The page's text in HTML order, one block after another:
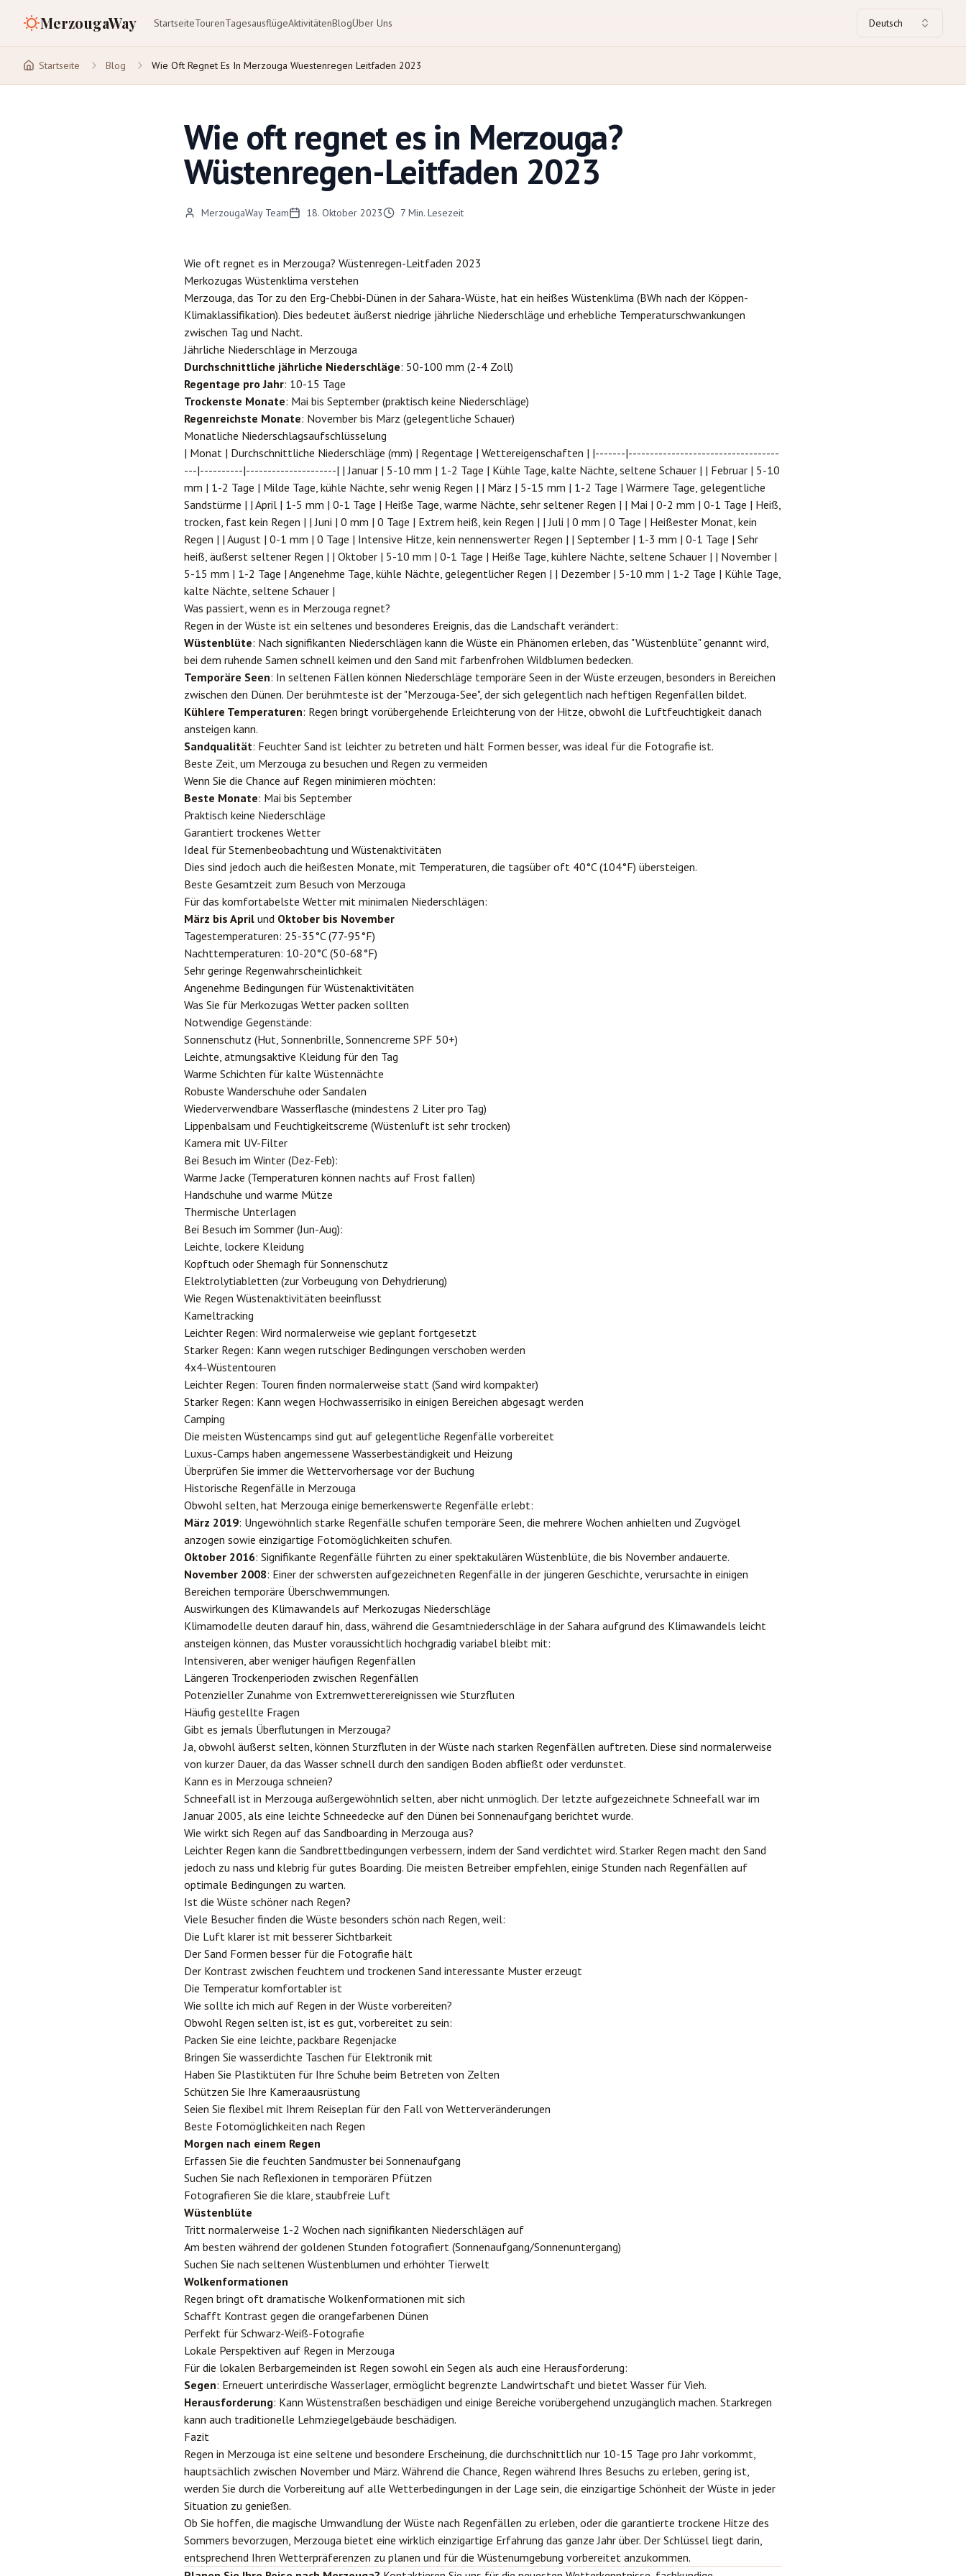
MerzougaWay StartseiteTourenTagesausflügeAktivitätenBlogÜber Uns Deutsch
Startseite Blog Wie Oft Regnet Es In Merzouga Wuestenregen Leitfaden 2023
Wie oft regnet es in Merzouga?
Wüstenregen-Leitfaden 2023
MerzougaWay Team 18. Oktober 2023 7 Min. Lesezeit
Wie oft regnet es in Merzouga? Wüstenregen-Leitfaden 2023
Merkozugas Wüstenklima verstehen
Merzouga, das Tor zu den Erg-Chebbi-Dünen in der Sahara-Wüste, hat ein heißes Wüstenklima (BWh nach der Köppen-
Klimaklassifikation). Dies bedeutet äußerst niedrige jährliche Niederschläge und erhebliche Temperaturschwankungen
zwischen Tag und Nacht.
Jährliche Niederschläge in Merzouga
Durchschnittliche jährliche Niederschläge: 50-100 mm (2-4 Zoll)
Regentage pro Jahr: 10-15 Tage
Trockenste Monate: Mai bis September (praktisch keine Niederschläge)
Regenreichste Monate: November bis März (gelegentliche Schauer)
Monatliche Niederschlagsaufschlüsselung
| Monat | Durchschnittliche Niederschläge (mm) | Regentage | Wettereigenschaften | |-------|-----------------------------------
---|----------|---------------------| | Januar | 5-10 mm | 1-2 Tage | Kühle Tage, kalte Nächte, seltene Schauer | | Februar | 5-10
mm | 1-2 Tage | Milde Tage, kühle Nächte, sehr wenig Regen | | März | 5-15 mm | 1-2 Tage | Wärmere Tage, gelegentliche
Sandstürme | | April | 1-5 mm | 0-1 Tage | Heiße Tage, warme Nächte, sehr seltener Regen | | Mai | 0-2 mm | 0-1 Tage | Heiß,
trocken, fast kein Regen | | Juni | 0 mm | 0 Tage | Extrem heiß, kein Regen | | Juli | 0 mm | 0 Tage | Heißester Monat, kein
Regen | | August | 0-1 mm | 0 Tage | Intensive Hitze, kein nennenswerter Regen | | September | 1-3 mm | 0-1 Tage | Sehr
heiß, äußerst seltener Regen | | Oktober | 5-10 mm | 0-1 Tage | Heiße Tage, kühlere Nächte, seltene Schauer | | November |
5-15 mm | 1-2 Tage | Angenehme Tage, kühle Nächte, gelegentlicher Regen | | Dezember | 5-10 mm | 1-2 Tage | Kühle Tage,
kalte Nächte, seltene Schauer |
Was passiert, wenn es in Merzouga regnet?
Regen in der Wüste ist ein seltenes und besonderes Ereignis, das die Landschaft verändert:
Wüstenblüte: Nach signifikanten Niederschlägen kann die Wüste ein Phänomen erleben, das "Wüstenblüte" genannt wird,
bei dem ruhende Samen schnell keimen und den Sand mit farbenfrohen Wildblumen bedecken.
Temporäre Seen: In seltenen Fällen können Niederschläge temporäre Seen in der Wüste erzeugen, besonders in Bereichen
zwischen den Dünen. Der berühmteste ist der "Merzouga-See", der sich gelegentlich nach heftigen Regenfällen bildet.
Kühlere Temperaturen: Regen bringt vorübergehende Erleichterung von der Hitze, obwohl die Luftfeuchtigkeit danach
ansteigen kann.
Sandqualität: Feuchter Sand ist leichter zu betreten und hält Formen besser, was ideal für die Fotografie ist.
Beste Zeit, um Merzouga zu besuchen und Regen zu vermeiden
Wenn Sie die Chance auf Regen minimieren möchten:
Beste Monate: Mai bis September
Praktisch keine Niederschläge
Garantiert trockenes Wetter
Ideal für Sternenbeobachtung und Wüstenaktivitäten
Dies sind jedoch auch die heißesten Monate, mit Temperaturen, die tagsüber oft 40°C (104°F) übersteigen.
Beste Gesamtzeit zum Besuch von Merzouga
Für das komfortabelste Wetter mit minimalen Niederschlägen:
März bis April und Oktober bis November
Tagestemperaturen: 25-35°C (77-95°F)
Nachttemperaturen: 10-20°C (50-68°F)
Sehr geringe Regenwahrscheinlichkeit
Angenehme Bedingungen für Wüstenaktivitäten
Was Sie für Merkozugas Wetter packen sollten
Notwendige Gegenstände:
Sonnenschutz (Hut, Sonnenbrille, Sonnencreme SPF 50+)
Leichte, atmungsaktive Kleidung für den Tag
Warme Schichten für kalte Wüstennächte
Robuste Wanderschuhe oder Sandalen
Wiederverwendbare Wasserflasche (mindestens 2 Liter pro Tag)
Lippenbalsam und Feuchtigkeitscreme (Wüstenluft ist sehr trocken)
Kamera mit UV-Filter
Bei Besuch im Winter (Dez-Feb):
Warme Jacke (Temperaturen können nachts auf Frost fallen)
Handschuhe und warme Mütze
Thermische Unterlagen
Bei Besuch im Sommer (Jun-Aug):
Leichte, lockere Kleidung
Kopftuch oder Shemagh für Sonnenschutz
Elektrolytiabletten (zur Vorbeugung von Dehydrierung)
Wie Regen Wüstenaktivitäten beeinflusst
Kameltracking
Leichter Regen: Wird normalerweise wie geplant fortgesetzt
Starker Regen: Kann wegen rutschiger Bedingungen verschoben werden
4x4-Wüstentouren
Leichter Regen: Touren finden normalerweise statt (Sand wird kompakter)
Starker Regen: Kann wegen Hochwasserrisiko in einigen Bereichen abgesagt werden
Camping
Die meisten Wüstencamps sind gut auf gelegentliche Regenfälle vorbereitet
Luxus-Camps haben angemessene Wasserbeständigkeit und Heizung
Überprüfen Sie immer die Wettervorhersage vor der Buchung
Historische Regenfälle in Merzouga
Obwohl selten, hat Merzouga einige bemerkenswerte Regenfälle erlebt:
März 2019: Ungewöhnlich starke Regenfälle schufen temporäre Seen, die mehrere Wochen anhielten und Zugvögel
anzogen sowie einzigartige Fotomöglichkeiten schufen.
Oktober 2016: Signifikante Regenfälle führten zu einer spektakulären Wüstenblüte, die bis November andauerte.
November 2008: Einer der schwersten aufgezeichneten Regenfälle in der jüngeren Geschichte, verursachte in einigen
Bereichen temporäre Überschwemmungen.
Auswirkungen des Klimawandels auf Merkozugas Niederschläge
Klimamodelle deuten darauf hin, dass, während die Gesamtniederschläge in der Sahara aufgrund des Klimawandels leicht
ansteigen können, das Muster voraussichtlich hochgradig variabel bleibt mit:
Intensiveren, aber weniger häufigen Regenfällen
Längeren Trockenperioden zwischen Regenfällen
Potenzieller Zunahme von Extremwetterereignissen wie Sturzfluten
Häufig gestellte Fragen
Gibt es jemals Überflutungen in Merzouga?
Ja, obwohl äußerst selten, können Sturzfluten in der Wüste nach starken Regenfällen auftreten. Diese sind normalerweise
von kurzer Dauer, da das Wasser schnell durch den sandigen Boden abfließt oder verdunstet.
Kann es in Merzouga schneien?
Schneefall ist in Merzouga außergewöhnlich selten, aber nicht unmöglich. Der letzte aufgezeichnete Schneefall war im
Januar 2005, als eine leichte Schneedecke auf den Dünen bei Sonnenaufgang berichtet wurde.
Wie wirkt sich Regen auf das Sandboarding in Merzouga aus?
Leichter Regen kann die Sandbrettbedingungen verbessern, indem der Sand verdichtet wird. Starker Regen macht den Sand
jedoch zu nass und klebrig für gutes Boarding. Die meisten Betreiber empfehlen, einige Stunden nach Regenfällen auf
optimale Bedingungen zu warten.
Ist die Wüste schöner nach Regen?
Viele Besucher finden die Wüste besonders schön nach Regen, weil:
Die Luft klarer ist mit besserer Sichtbarkeit
Der Sand Formen besser für die Fotografie hält
Der Kontrast zwischen feuchtem und trockenen Sand interessante Muster erzeugt
Die Temperatur komfortabler ist
Wie sollte ich mich auf Regen in der Wüste vorbereiten?
Obwohl Regen selten ist, ist es gut, vorbereitet zu sein:
Packen Sie eine leichte, packbare Regenjacke
Bringen Sie wasserdichte Taschen für Elektronik mit
Haben Sie Plastiktüten für Ihre Schuhe beim Betreten von Zelten
Schützen Sie Ihre Kameraausrüstung
Seien Sie flexibel mit Ihrem Reiseplan für den Fall von Wetterveränderungen
Beste Fotomöglichkeiten nach Regen
Morgen nach einem Regen
Erfassen Sie die feuchten Sandmuster bei Sonnenaufgang
Suchen Sie nach Reflexionen in temporären Pfützen
Fotografieren Sie die klare, staubfreie Luft
Wüstenblüte
Tritt normalerweise 1-2 Wochen nach signifikanten Niederschlägen auf
Am besten während der goldenen Stunden fotografiert (Sonnenaufgang/Sonnenuntergang)
Suchen Sie nach seltenen Wüstenblumen und erhöhter Tierwelt
Wolkenformationen
Regen bringt oft dramatische Wolkenformationen mit sich
Schafft Kontrast gegen die orangefarbenen Dünen
Perfekt für Schwarz-Weiß-Fotografie
Lokale Perspektiven auf Regen in Merzouga
Für die lokalen Berbargemeinden ist Regen sowohl ein Segen als auch eine Herausforderung:
Segen: Erneuert unterirdische Wasserlager, ermöglicht begrenzte Landwirtschaft und bietet Wasser für Vieh.
Herausforderung: Kann Wüstenstraßen beschädigen und einige Bereiche vorübergehend unzugänglich machen. Starkregen
kann auch traditionelle Lehmziegelgebäude beschädigen.
Fazit
Regen in Merzouga ist eine seltene und besondere Erscheinung, die durchschnittlich nur 10-15 Tage pro Jahr vorkommt,
hauptsächlich zwischen November und März. Während die Chance, Regen während Ihres Besuchs zu erleben, gering ist,
werden Sie durch die Vorbereitung auf alle Wetterbedingungen in der Lage sein, die einzigartige Schönheit der Wüste in jeder
Situation zu genießen.
Ob Sie hoffen, die magische Umwandlung der Wüste nach Regenfällen zu erleben, oder die garantierte trockene Hitze des
Sommers bevorzugen, Merzouga bietet eine wirklich einzigartige Erfahrung das ganze Jahr über. Der Schlüssel liegt darin,
entsprechend Ihren Wetterpräferenzen zu planen und für die Wüstenumgebung vorbereitet anzukommen.